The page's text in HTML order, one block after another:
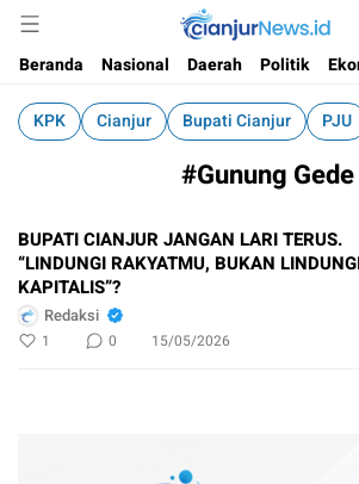
cianjurnews.id
Informasi Faktual dan
Beranda
Nasional Daerah Politik
KPK Cianjur Bupati Cianjur PJU
#Gunung Gede
BUPATI CIANJUR JANGAN LARI TERUS.
“LINDUNGI RAKYATMU, BUKAN
KAPITALIS”?
Redaksi
1 0 15/05/2026